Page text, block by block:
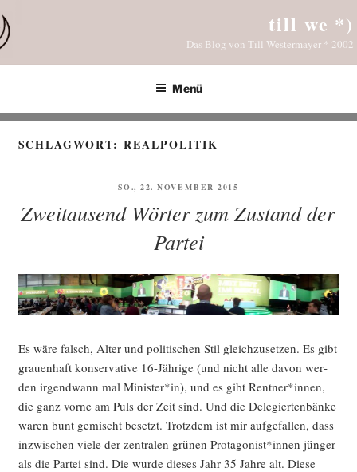
Inhalt
springen
till we *)
Das Blog von Till Westermayer * 2002
Menü
SCHLAGWORT:REALPOLITIK
VERÖFFENTLICHT
SO., 22. NOVEMBER 2015
Zweitausend Wörter zum Zustand der
Partei
Es wäre falsch, Alter und poli­ti­schen Stil gleich­zu­set­zen. Es gibt
grau­en­haft kon­ser­va­ti­ve 16-Jäh­ri­ge (und nicht alle davon wer­
den irgend­wann mal Minister*in), und es gibt Rentner*innen,
die ganz vor­ne am Puls der Zeit sind. Und die Dele­gier­ten­bän­ke
waren bunt gemischt besetzt. Trotz­dem ist mir auf­ge­fal­len, dass
inzwi­schen vie­le der zen­tra­len grü­nen Protagonist*innen jün­ger
als die Par­tei sind. Die wur­de die­ses Jahr 35 Jah­re alt. Die­se